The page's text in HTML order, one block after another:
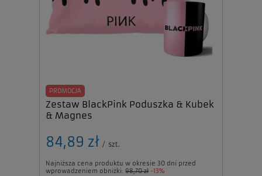
PROMOCJA
Zestaw BlackPink Poduszka & Kubek
& Magnes
84,89 zł / szt.
Najniższa cena produktu w okresie 30 dni przed
wprowadzeniem obniżki:98,70 zł -13%